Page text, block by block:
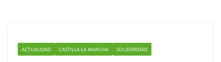
ACTUALIDAD CASTILLA-LA MANCHA SOLIDARIDAD